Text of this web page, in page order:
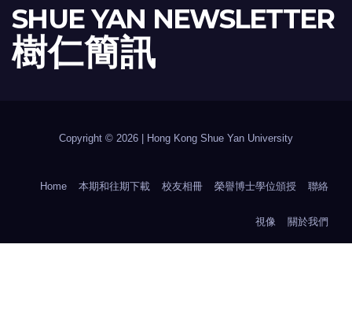
SHUE YAN NEWSLETTER
樹 仁 簡 訊
Copyright © 2026 | Hong Kong Shue Yan University
Home 本期和往期下載 校友相冊 榮譽博士學位頒授 聯絡
視像 關於我們